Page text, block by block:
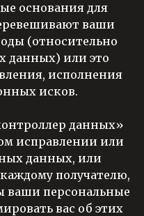
основания для
ваши
(относительно
данных) или это
исполнения
исков.
данных»
исправлении или
данных, или
получателю,
ваши персональные
вас об этих